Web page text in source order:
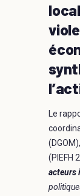
Le
(PIEFH
acteurs